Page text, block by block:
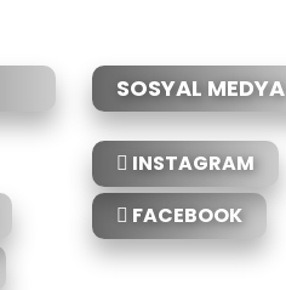
SOSYAL MEDYA
INSTAGRAM
FACEBOOK